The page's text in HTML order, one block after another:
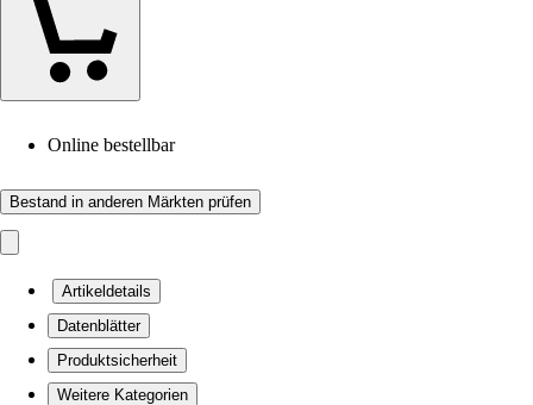
Online bestellbar
Bestand in anderen Märkten prüfen
Artikeldetails
Datenblätter
Produktsicherheit
Weitere Kategorien